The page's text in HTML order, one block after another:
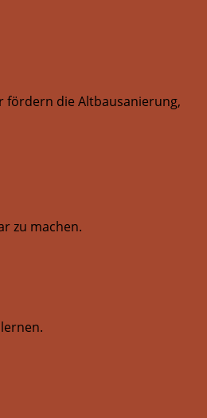
fördern die Altbausanierung,
zu machen.